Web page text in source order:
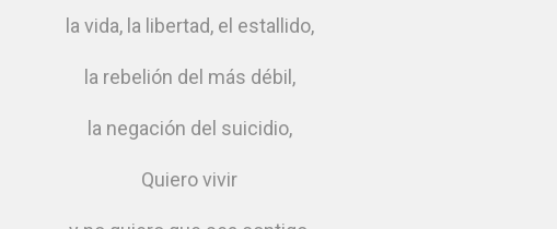
la vida, la libertad, el estallido,
la rebelión del más débil,
la negación del suicidio,
Quiero vivir